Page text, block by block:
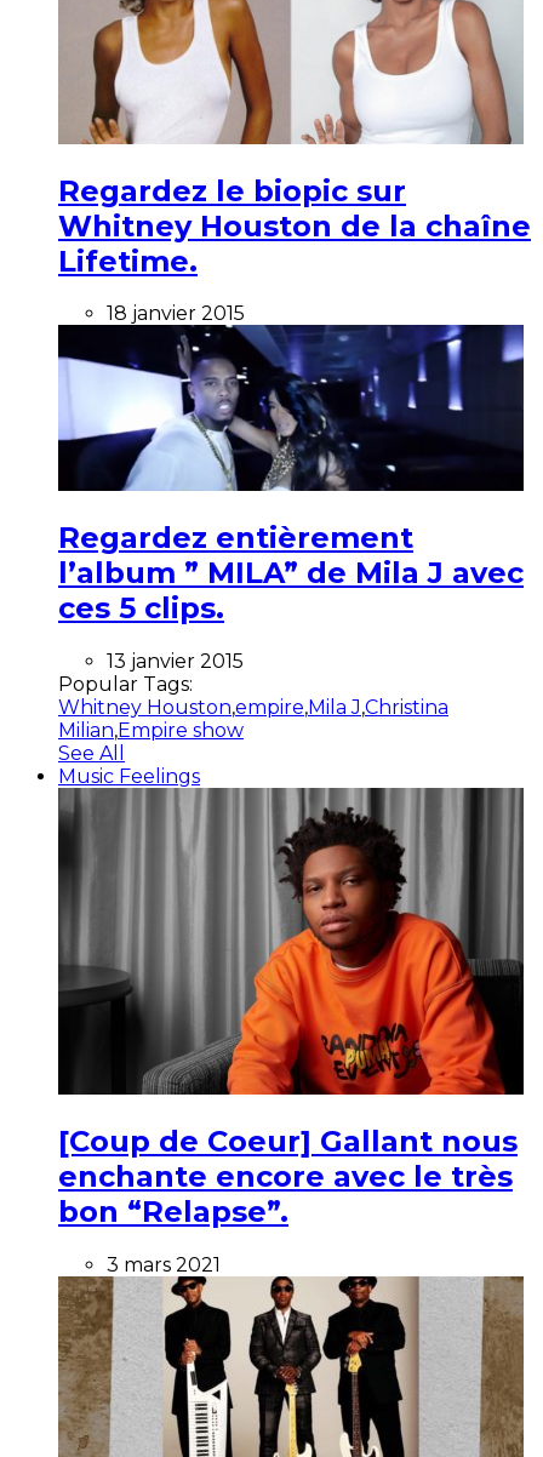
Regardez le biopic sur
Whitney Houston de la chaîne
Lifetime.
18 janvier 2015
Regardez entièrement
l’album ” MILA” de Mila J avec
ces 5 clips.
13 janvier 2015
Popular Tags:
Whitney Houston,empire,Mila J,Christina
Milian,Empire show
See All
Music Feelings
[Coup de Coeur] Gallant nous
enchante encore avec le très
bon “Relapse”.
3 mars 2021